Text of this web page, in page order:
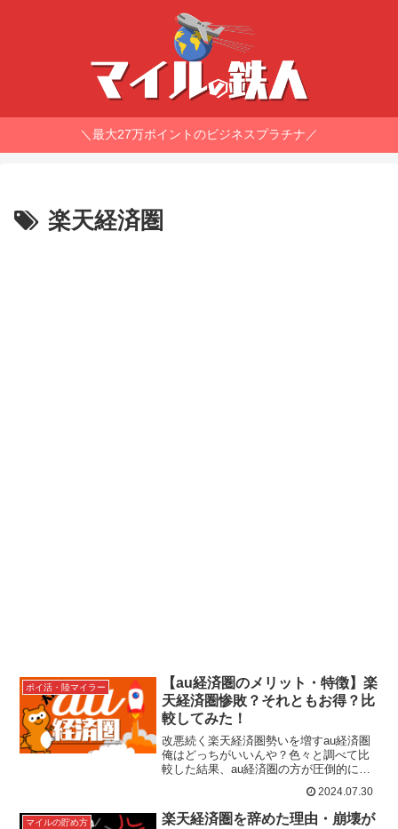
＼最大27万ポイントのビジネスプラチナ／
楽天経済圏
ポイ活・陸マイラー
【au経済圏のメリット・特徴】楽
天経済圏惨敗？それともお得？比
較してみた！
改悪続く楽天経済圏勢いを増すau経済圏
俺はどっちがいいんや？色々と調べて比
較した結果、au経済圏の方が圧倒的にメ
るマイルの鉄人です。au経済圏のメリッ
トをバカでも分...
2024.07.30
マイルの貯め方
楽天経済圏を辞めた理由・崩壊が